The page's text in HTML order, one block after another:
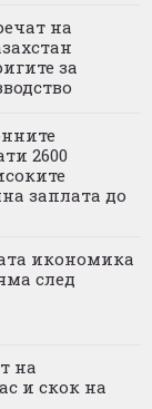
на
за
2600
заплата до
икономика
след
на
и скок на